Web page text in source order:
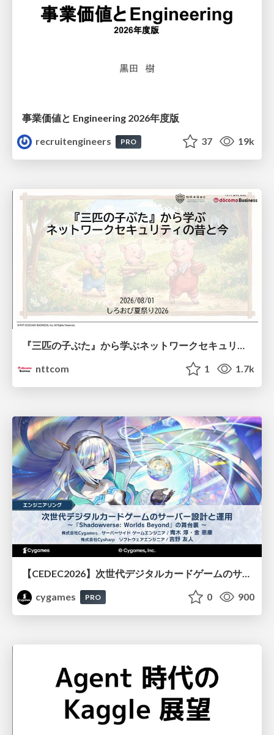
事業価値と Engineering 2026年度版
recruitengineers
PRO 37 19k
『三匹の子ぶた』から学ぶネットワークセキュリティの昔と今 / Network Security: Then and Now Through the Lens of The Three Little Pigs
nttcom
1 1.7k
cygames
PRO 0 900